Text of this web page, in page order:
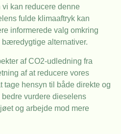
kan reducere denne
fulde klimaaftryk kan
informerede valg omkring
alternativer.
af CO2-udledning fra
af at reducere vores
tage hensyn til både direkte og
vurdere dieselens
og arbejde mod mere